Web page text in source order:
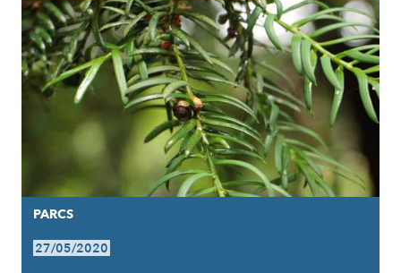
PARCS
27/05/2020